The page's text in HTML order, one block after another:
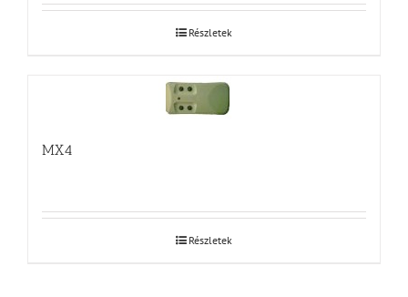
Részletek
MX4
Részletek